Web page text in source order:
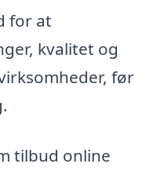
for at
kvalitet og
før
tilbud online